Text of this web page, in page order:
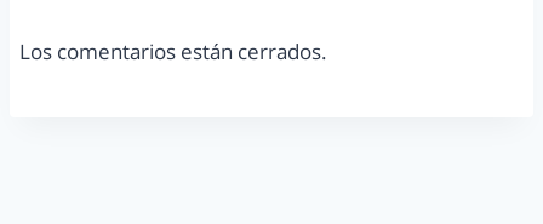
Los comentarios están cerrados.